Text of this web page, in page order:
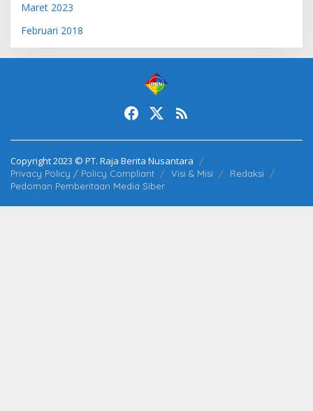
Maret 2023
Februari 2018
Copyright 2023 © PT. Raja Berita Nusantara
Privacy Policy / Policy Compliant Visi & Misi
Redaksi
Pedoman Pemberitaan Media Siber